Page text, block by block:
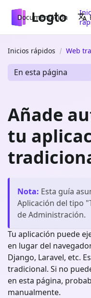
Documentación
Inicios rápidos Web
En esta página
Añade
tu
Nota: Esta guía
Aplicación del tipo "
de Administración.
Tu aplicación puede
en lugar del
Django, Laravel, etc.
tradicional. Si no
en esta página,
manualmente.